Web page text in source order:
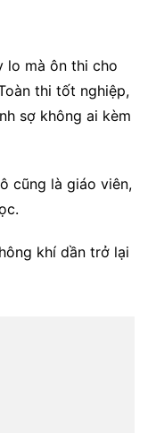
lo mà ôn thi cho
thi tốt nghiệp,
sợ không ai kèm
cũng là giáo viên,
khí dần trở lại